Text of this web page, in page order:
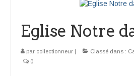
Eglise Notre
par collectionneur | Classé dans :
0